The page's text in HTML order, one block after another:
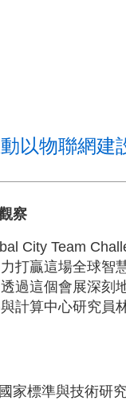
以物聯網建
察
City Team
打贏這場全球智
過這個會展深刻
計算中心研究員
家標準與技術研